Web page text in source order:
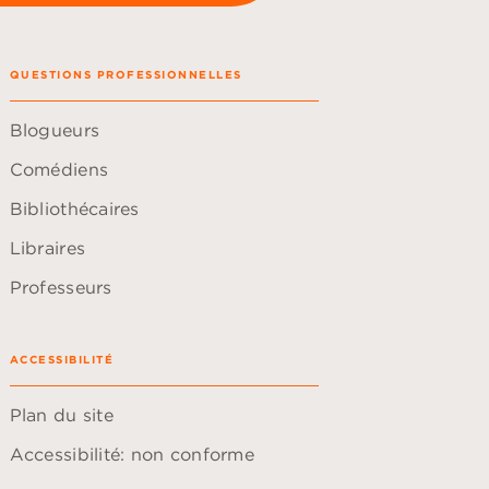
QUESTIONS PROFESSIONNELLES
Blogueurs
Comédiens
Bibliothécaires
Libraires
Professeurs
ACCESSIBILITÉ
Plan du site
Accessibilité: non conforme